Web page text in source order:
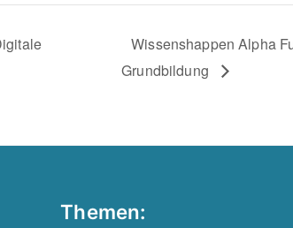
Wissenshappen Alpha
Grundbildung
Themen: